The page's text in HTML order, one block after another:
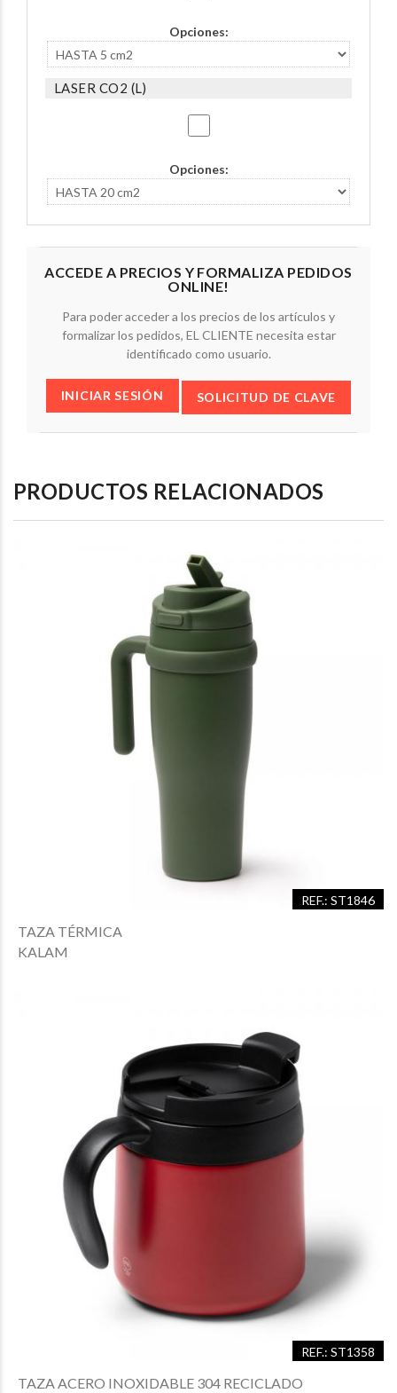
Opciones:
LASER CO2 (L)
Opciones:
ACCEDE A PRECIOS Y FORMALIZA PEDIDOS
ONLINE!
Para poder acceder a los precios de los artículos y
formalizar los pedidos, EL CLIENTE necesita estar
identificado como usuario.
INICIAR SESIÓN SOLICITUD DE CLAVE
PRODUCTOS RELACIONADOS
REF.: ST1846
TAZA TÉRMICA
KALAM
REF.: ST1358
TAZA ACERO INOXIDABLE 304 RECICLADO